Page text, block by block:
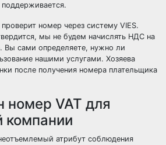
номер через систему VIES.
мы не будем начислять НДС на
Вы сами определяете, нужно ли
нашими услугами. Хозяева
после получения номера плательщика
номер VAT для
компании
атрибут соблюдения